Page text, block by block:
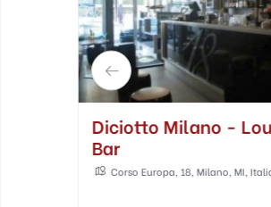
Diciotto Milano -
Bar
Corso Europa, 18, Milano, MI,